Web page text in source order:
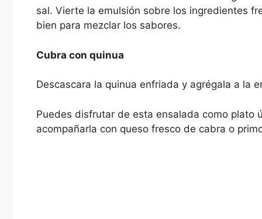
sal. Vierte la emulsión sobre los ingredientes
bien para mezclar los sabores.
Cubra con quinua
Descascara la quinua enfriada y agrégala a la
Puedes disfrutar de esta ensalada como plato
acompañarla con queso fresco de cabra o